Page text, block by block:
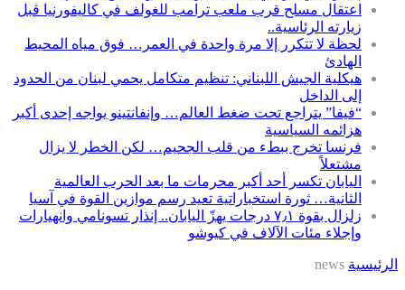
اعتقال مسلح قرب ملعب ترامب للغولف في كاليفورنيا قبل
زيارته الرئاسية..
لحظة لا تتكرر إلا مرة واحدة في العمر… فوق مياه المحيط
الهادئ
هيكلية الجيش اللبناني: تنظيم متكامل يحمي لبنان من الحدود
إلى الداخل
“فيفا” يتراجع تحت ضغط العالم… وإنفانتينو يواجه إحدى أكبر
هزائمه السياسية
فرنسا تخرج ببطء من قلب الجحيم… لكن الخطر لا يزال
مشتعلاً
اليابان تكسر أحد أكبر محرمات ما بعد الحرب العالمية
الثانية… ثورة استخباراتية تعيد رسم موازين القوة في آسيا
زلزال بقوة ٧٫١ درجات يهزّ اليابان.. إنذار تسونامي وانهيارات
وإجلاء مئات الآلاف في كيوشو
الرئيسية news